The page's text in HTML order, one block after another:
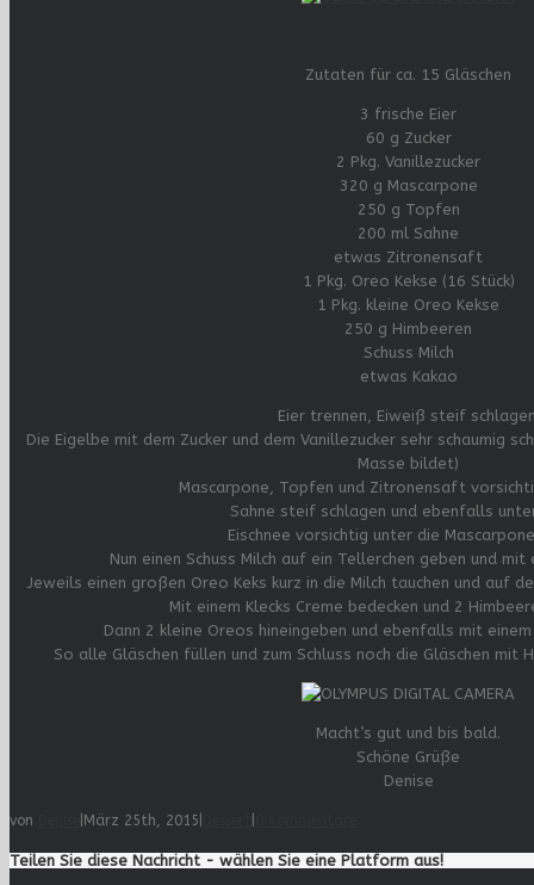
Zutaten für ca. 15 Gläschen
3 frische Eier
60 g Zucker
2 Pkg. Vanillezucker
320 g Mascarpone
250 g Topfen
200 ml Sahne
etwas Zitronensaft
1 Pkg. Oreo Kekse (16 Stück)
1 Pkg. kleine Oreo Kekse
250 g Himbeeren
Schuss Milch
etwas Kakao
Eier trennen, Eiweiß steif
Die Eigelbe mit dem Zucker und dem Vanillezucker sehr schaumig
Masse bildet)
Mascarpone, Topfen und Zitronensaft
Sahne steif schlagen und ebenfalls
Eischnee vorsichtig unter die
Nun einen Schuss Milch auf ein Tellerchen geben und
Jeweils einen großen Oreo Keks kurz in die Milch tauchen und auf
Mit einem Klecks Creme bedecken und 2
Dann 2 kleine Oreos hineingeben und ebenfalls mit einem
So alle Gläschen füllen und zum Schluss noch die Gläschen mit
Macht’s gut und bis bald.
Schöne Grüße
Denise
von März 25th, 2015
Teilen Sie diese Nachricht - wählen Sie eine Platform aus!